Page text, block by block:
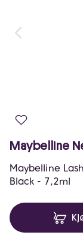
Maybelline
Maybelline
Black - 7,2ml